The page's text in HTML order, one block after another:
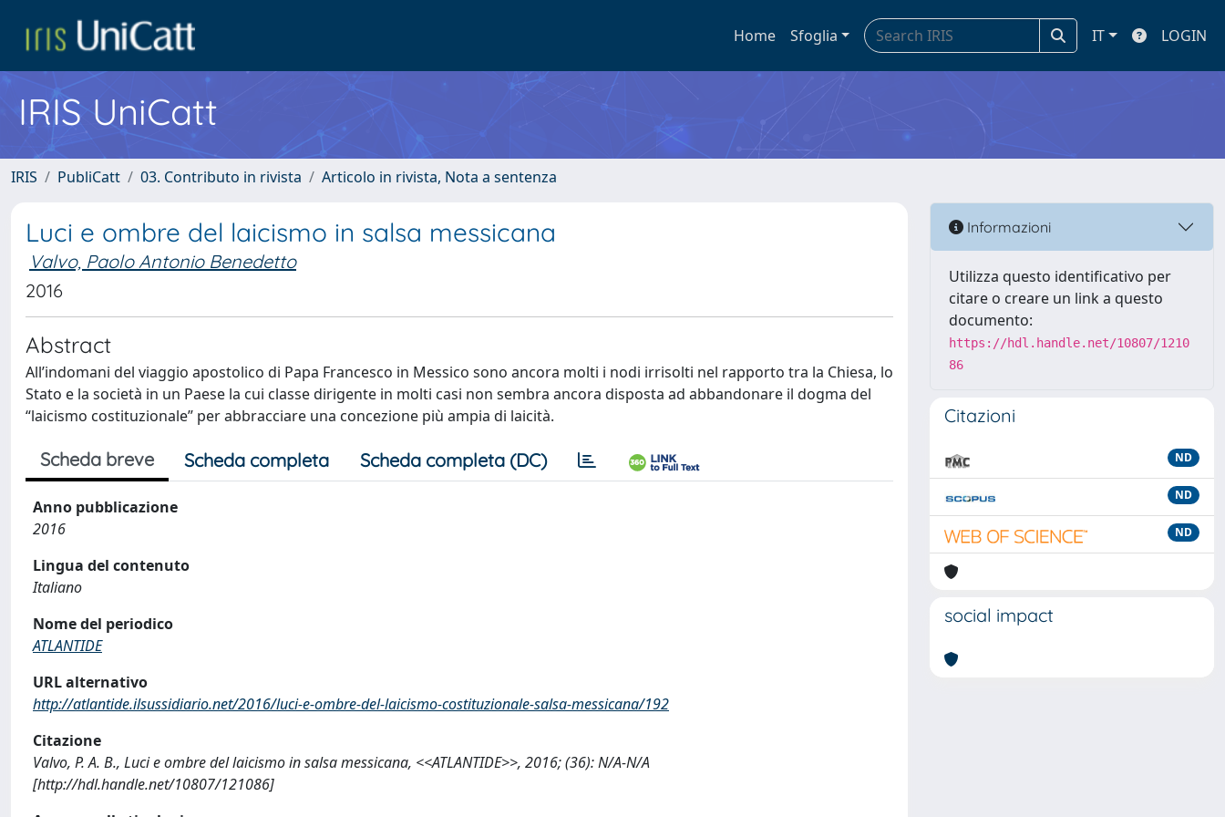
Home Sfoglia IT LOGIN
IRIS UniCatt
IRIS PubliCatt 03. Contributo in rivista Articolo in rivista, Nota a sentenza
Luci e ombre del laicismo in salsa messicana
Valvo, Paolo Antonio Benedetto
2016
Abstract
All’indomani del viaggio apostolico di Papa Francesco in Messico sono ancora molti i nodi irrisolti nel rapporto tra la Chiesa, lo
Stato e la società in un Paese la cui classe dirigente in molti casi non sembra ancora disposta ad abbandonare il dogma del
“laicismo costituzionale” per abbracciare una concezione più ampia di laicità.
Scheda breve Scheda completa Scheda completa (DC)
Anno pubblicazione
2016
Lingua del contenuto
Italiano
Nome del periodico
ATLANTIDE
URL alternativo
http://atlantide.ilsussidiario.net/2016/luci-e-ombre-del-laicismo-costituzionale-salsa-messicana/192
Citazione
Valvo, P. A. B., Luci e ombre del laicismo in salsa messicana, <<ATLANTIDE>>, 2016; (36): N/A-N/A
[http://hdl.handle.net/10807/121086]
Informazioni
Utilizza questo identificativo per
citare o creare un link a questo
documento:
https://hdl.handle.net/10807/1210
86
Citazioni
ND
ND
ND
social impact